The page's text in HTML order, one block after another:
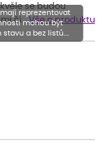
se budou
či… Vše o produktu
reprezentovat
mohou být
a bez listů.
je uvedená výška,